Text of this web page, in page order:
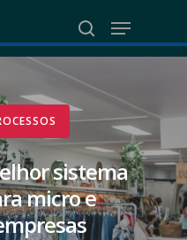
search
Menu
sistema
micro e
Close